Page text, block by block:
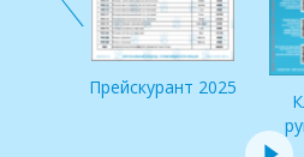
Прейскурант 2025